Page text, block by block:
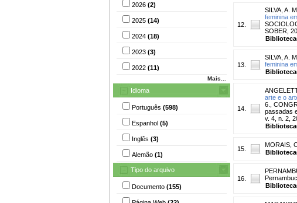
2026 (2)
2025 (14)
2024 (18)
2023 (3)
2022 (11)
Mais...
Idioma
Português (598)
Espanhol (5)
Inglês (3)
Alemão (1)
Tipo do arquivo
Documento (155)
12.
SILVA, A.
feminina
SOBER,
13.
SILVA, A.
feminina
14.
arte e o
6.,
passadas
v. 4, n. 2,
15.
MORAIS,
16.